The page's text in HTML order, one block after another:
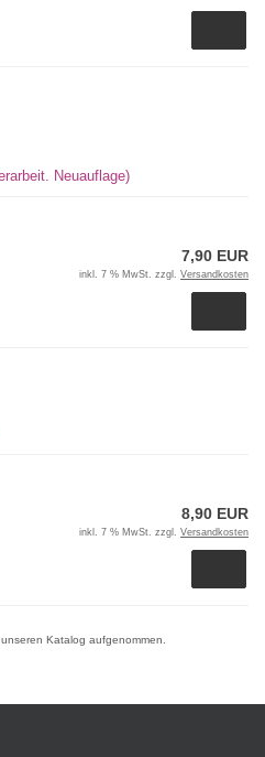
Neuauflage)
7,90 EUR
inkl. 7 % MwSt. zzgl. Versandkosten
8,90 EUR
inkl. 7 % MwSt. zzgl. Versandkosten
Katalog aufgenommen.